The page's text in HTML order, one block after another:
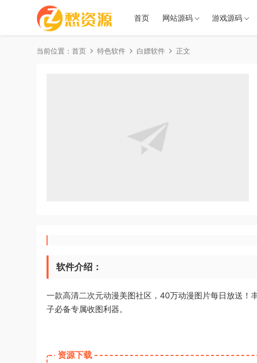
首页 网站源码 游戏源码
当前位置： 首页 特色软件 白嫖软件 正文
软件介绍：
一款高清二次元动漫美图社区，40万动漫图片每日放送！
子必备专属收图利器。
资源下载